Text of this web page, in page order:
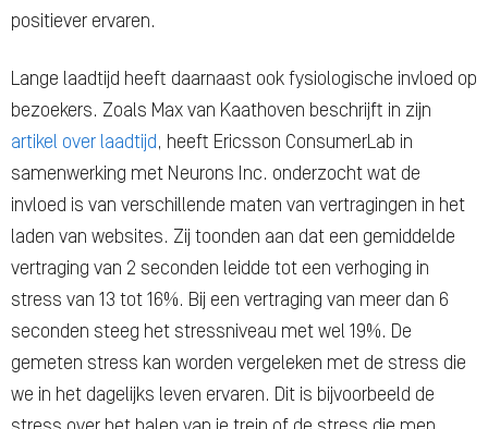
positiever ervaren.
Lange laadtijd heeft daarnaast ook fysiologische invloed op
bezoekers. Zoals Max van Kaathoven beschrijft in zijn
artikel over laadtijd, heeft Ericsson ConsumerLab in
samenwerking met Neurons Inc. onderzocht wat de
invloed is van verschillende maten van vertragingen in het
laden van websites. Zij toonden aan dat een gemiddelde
vertraging van 2 seconden leidde tot een verhoging in
stress van 13 tot 16%. Bij een vertraging van meer dan 6
seconden steeg het stressniveau met wel 19%. De
gemeten stress kan worden vergeleken met de stress die
we in het dagelijks leven ervaren. Dit is bijvoorbeeld de